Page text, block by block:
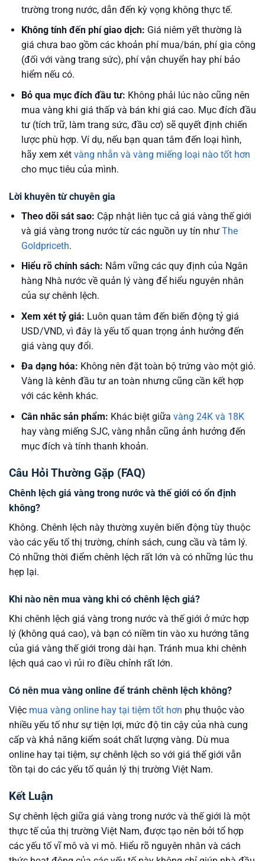
trường trong nước, dẫn đến kỳ vọng không thực tế.
Không tính đến phí giao dịch: Giá niêm yết thường là
giá chưa bao gồm các khoản phí mua/bán, phí gia công
(đối với vàng trang sức), phí vận chuyển hay phí bảo
hiểm nếu có.
Bỏ qua mục đích đầu tư: Không phải lúc nào cũng nên
mua vàng khi giá thấp và bán khi giá cao. Mục đích đầu
tư (tích trữ, làm trang sức, đầu cơ) sẽ quyết định chiến
lược phù hợp. Ví dụ, nếu bạn quan tâm đến loại hình,
hãy xem xét vàng nhẫn và vàng miếng loại nào tốt hơn
cho mục tiêu của mình.
Lời khuyên từ chuyên gia
Theo dõi sát sao: Cập nhật liên tục cả giá vàng thế giới
và giá vàng trong nước từ các nguồn uy tín như The
Goldpriceth.
Hiểu rõ chính sách: Nắm vững các quy định của Ngân
hàng Nhà nước về quản lý vàng để hiểu nguyên nhân
của sự chênh lệch.
Xem xét tỷ giá: Luôn quan tâm đến biến động tỷ giá
USD/VND, vì đây là yếu tố quan trọng ảnh hưởng đến
giá vàng quy đổi.
Đa dạng hóa: Không nên đặt toàn bộ trứng vào một giỏ.
Vàng là kênh đầu tư an toàn nhưng cũng cần kết hợp
với các kênh khác.
Cân nhắc sản phẩm: Khác biệt giữa vàng 24K và 18K
hay vàng miếng SJC, vàng nhẫn cũng ảnh hưởng đến
mục đích và tính thanh khoản.
Câu Hỏi Thường Gặp (FAQ)
Chênh lệch giá vàng trong nước và thế giới có ổn định
không?
Không. Chênh lệch này thường xuyên biến động tùy thuộc
vào các yếu tố thị trường, chính sách, cung cầu và tâm lý.
Có những thời điểm chênh lệch rất lớn và có những lúc thu
hẹp lại.
Khi nào nên mua vàng khi có chênh lệch giá?
Khi chênh lệch giá vàng trong nước và thế giới ở mức hợp
lý (không quá cao), và bạn có niềm tin vào xu hướng tăng
của giá vàng thế giới trong dài hạn. Tránh mua khi chênh
lệch quá cao vì rủi ro điều chỉnh rất lớn.
Có nên mua vàng online để tránh chênh lệch không?
Việc mua vàng online hay tại tiệm tốt hơn phụ thuộc vào
nhiều yếu tố như sự tiện lợi, mức độ tin cậy của nhà cung
cấp và khả năng kiểm soát chất lượng vàng. Dù mua
online hay tại tiệm, sự chênh lệch so với giá thế giới vẫn
tồn tại do các yếu tố quản lý thị trường Việt Nam.
Kết Luận
Sự chênh lệch giữa giá vàng trong nước và thế giới là một
thực tế của thị trường Việt Nam, được tạo nên bởi tổ hợp
các yếu tố vĩ mô và vi mô. Hiểu rõ nguyên nhân và cách